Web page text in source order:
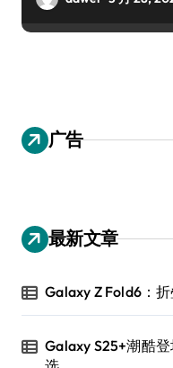
广告
最新文章
Galaxy Z Fold6：
Galaxy S25+潮酷